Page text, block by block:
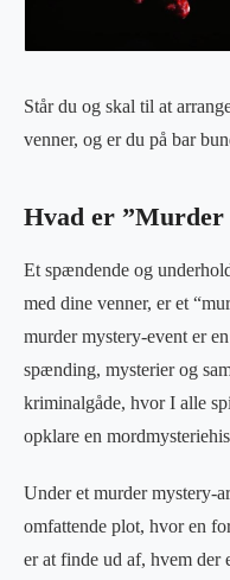
Står du og skal til at
venner, og er du på bar
Hvad er ”Murder
Et spændende og
med dine venner, er et
murder mystery-event er
spænding, mysterier og
kriminalgåde, hvor I alle
opklare en
Under et murder mystery-
omfattende plot, hvor en
er at finde ud af, hvem der